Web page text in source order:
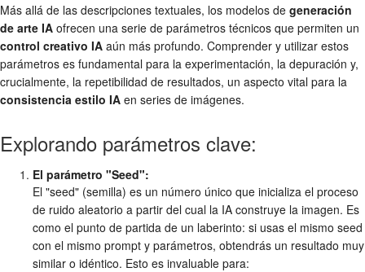
Más allá de las descripciones textuales, los modelos de generación
de arte IA ofrecen una serie de parámetros técnicos que permiten un
control creativo IA aún más profundo. Comprender y utilizar estos
parámetros es fundamental para la experimentación, la depuración y,
crucialmente, la repetibilidad de resultados, un aspecto vital para la
consistencia estilo IA en series de imágenes.
Explorando parámetros clave:
El parámetro "Seed":
El "seed" (semilla) es un número único que inicializa el proceso
de ruido aleatorio a partir del cual la IA construye la imagen. Es
como el punto de partida de un laberinto: si usas el mismo seed
con el mismo prompt y parámetros, obtendrás un resultado muy
similar o idéntico. Esto es invaluable para: